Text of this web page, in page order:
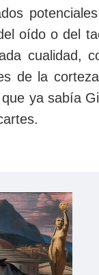
oído o del
cualidad,
de la
ya sabía